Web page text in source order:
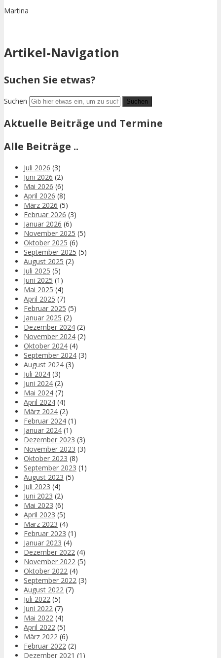
Martina
Artikel-Navigation
Suchen Sie etwas?
Suchen
Aktuelle Beiträge und Termine
Alle Beiträge ..
Juli 2026 (3)
Juni 2026 (2)
Mai 2026 (6)
April 2026 (8)
März 2026 (5)
Februar 2026 (3)
Januar 2026 (6)
November 2025 (5)
Oktober 2025 (6)
September 2025 (5)
August 2025 (2)
Juli 2025 (5)
Juni 2025 (1)
Mai 2025 (4)
April 2025 (7)
Februar 2025 (5)
Januar 2025 (2)
Dezember 2024 (2)
November 2024 (2)
Oktober 2024 (4)
September 2024 (3)
August 2024 (3)
Juli 2024 (3)
Juni 2024 (2)
Mai 2024 (7)
April 2024 (4)
März 2024 (2)
Februar 2024 (1)
Januar 2024 (1)
Dezember 2023 (3)
November 2023 (3)
Oktober 2023 (8)
September 2023 (1)
August 2023 (5)
Juli 2023 (4)
Juni 2023 (2)
Mai 2023 (6)
April 2023 (5)
März 2023 (4)
Februar 2023 (1)
Januar 2023 (4)
Dezember 2022 (4)
November 2022 (5)
Oktober 2022 (4)
September 2022 (3)
August 2022 (7)
Juli 2022 (5)
Juni 2022 (7)
Mai 2022 (4)
April 2022 (5)
März 2022 (6)
Februar 2022 (2)
Dezember 2021 (1)